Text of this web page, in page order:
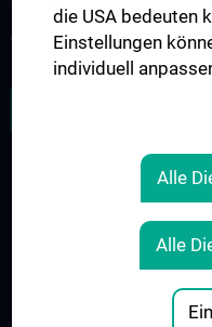
Arbeitsgruppe für Schwindel-
COOKIE-EINSTELLUNGEN
die USA bedeuten
Einstellungen
individuell
Alle
Alle